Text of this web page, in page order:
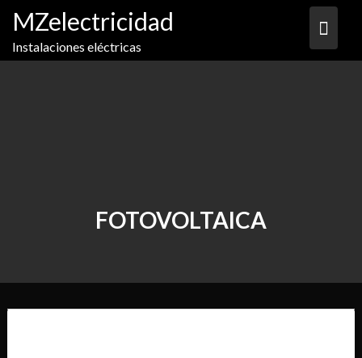
MZelectricidad
Instalaciones eléctricas
FOTOVOLTAICA